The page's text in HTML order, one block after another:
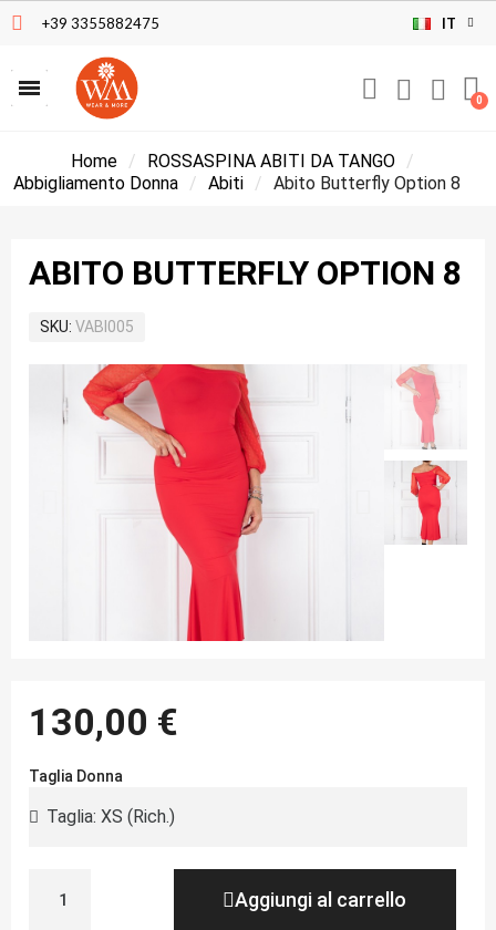
+39 3355882475 IT
Home
ROSSASPINA ABITI DA TANGO
Abbigliamento Donna
Abiti Abito Butterfly Option 8
ABITO BUTTERFLY OPTION 8
SKU VABI005
130,00 €
Taglia Donna
Aggiungi al carrello